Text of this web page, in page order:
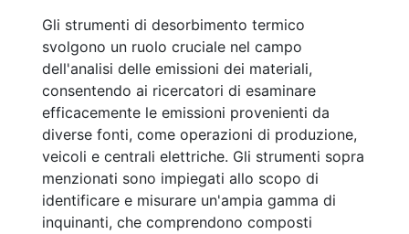
Gli strumenti di desorbimento termico
svolgono un ruolo cruciale nel campo
dell'analisi delle emissioni dei materiali,
consentendo ai ricercatori di esaminare
efficacemente le emissioni provenienti da
diverse fonti, come operazioni di produzione,
veicoli e centrali elettriche. Gli strumenti sopra
menzionati sono impiegati allo scopo di
identificare e misurare un'ampia gamma di
inquinanti, che comprendono composti